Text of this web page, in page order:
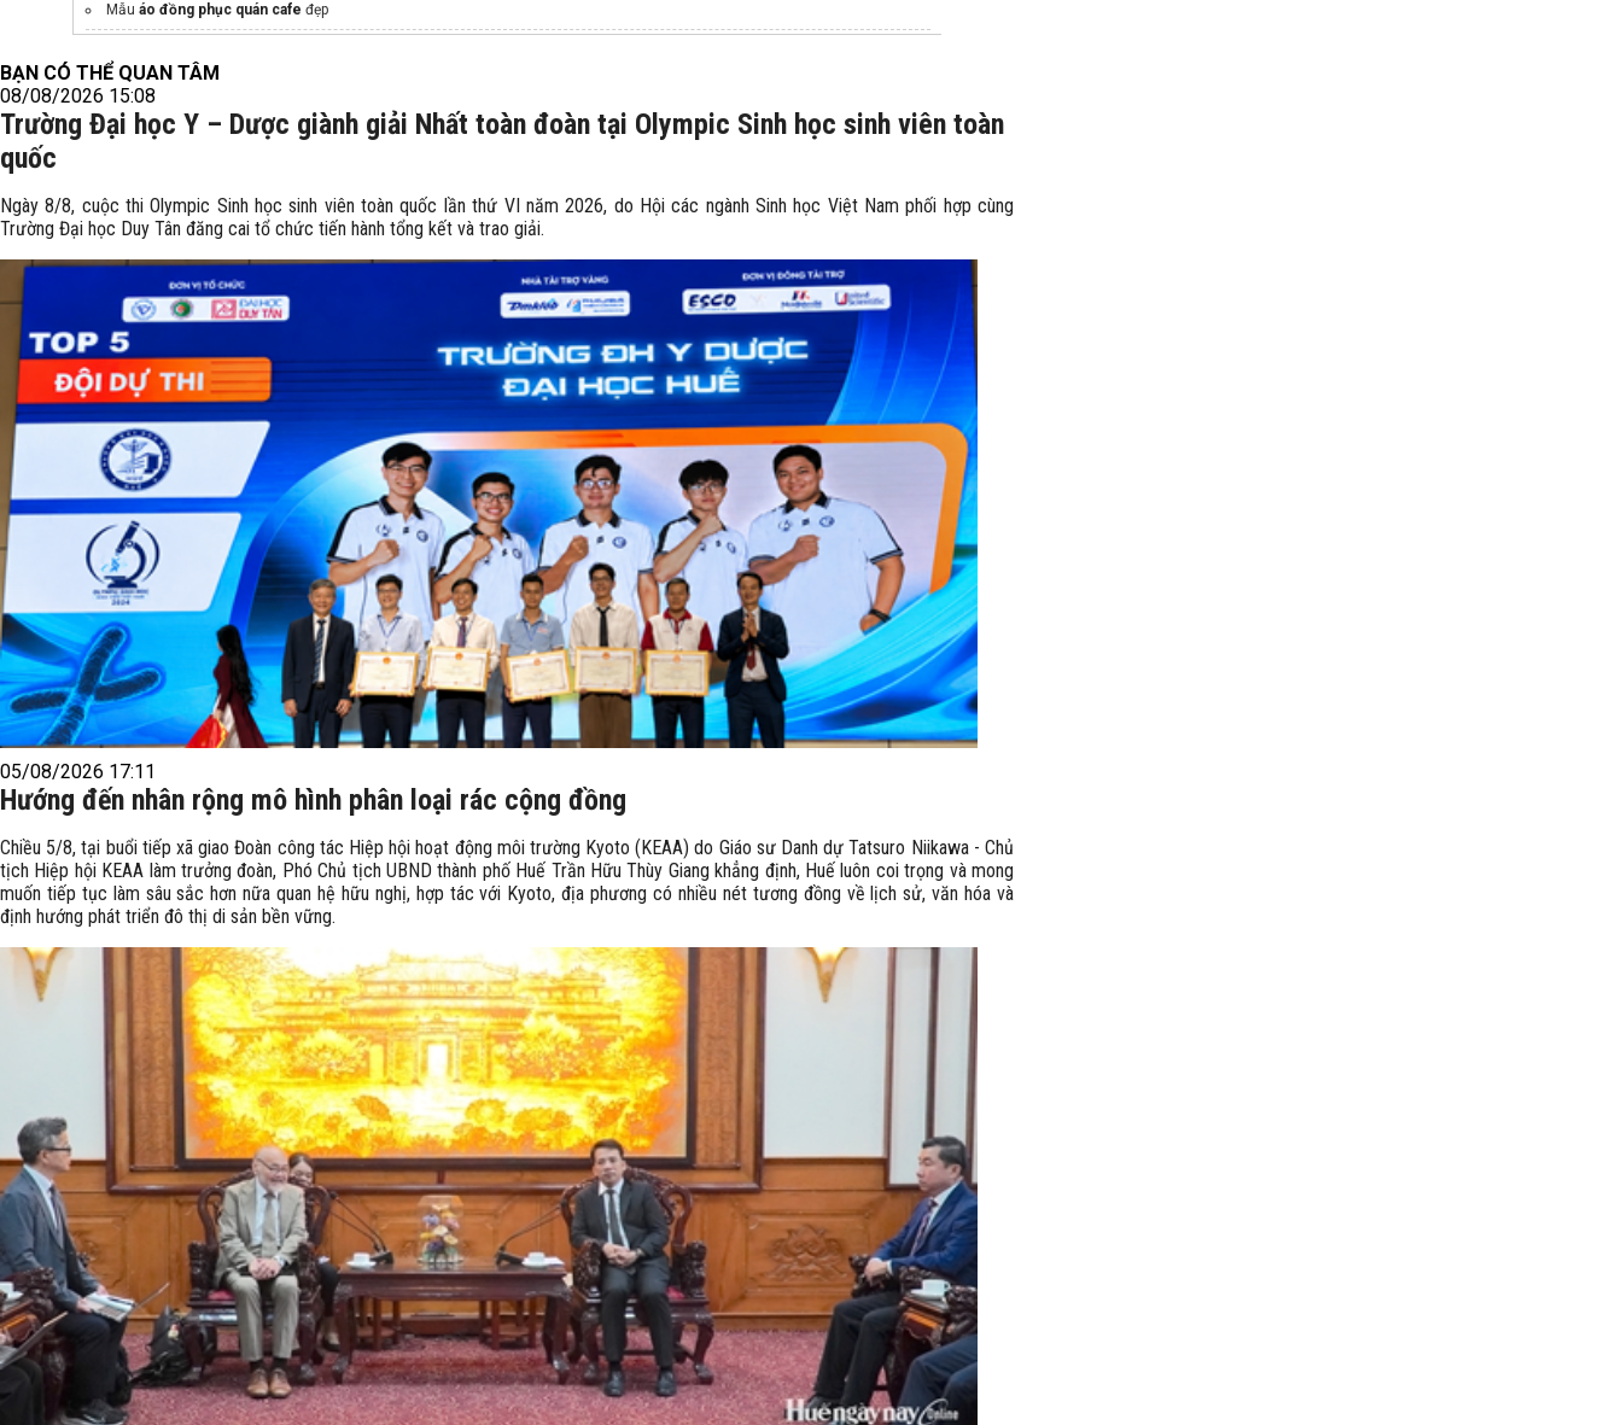
Mẫu áo đồng phục quán cafe đẹp
BẠN CÓ THỂ QUAN TÂM
08/08/2026 15:08
Trường Đại học Y – Dược giành giải Nhất toàn đoàn tại Olympic Sinh học sinh viên toàn
quốc
Ngày 8/8, cuộc thi Olympic Sinh học sinh viên toàn quốc lần thứ VI năm 2026, do Hội các ngành Sinh học Việt Nam phối hợp cùng
Trường Đại học Duy Tân đăng cai tổ chức tiến hành tổng kết và trao giải.
05/08/2026 17:11
Hướng đến nhân rộng mô hình phân loại rác cộng đồng
Chiều 5/8, tại buổi tiếp xã giao Đoàn công tác Hiệp hội hoạt động môi trường Kyoto (KEAA) do Giáo sư Danh dự Tatsuro Niikawa - Chủ
tịch Hiệp hội KEAA làm trưởng đoàn, Phó Chủ tịch UBND thành phố Huế Trần Hữu Thùy Giang khẳng định, Huế luôn coi trọng và mong
muốn tiếp tục làm sâu sắc hơn nữa quan hệ hữu nghị, hợp tác với Kyoto, địa phương có nhiều nét tương đồng về lịch sử, văn hóa và
định hướng phát triển đô thị di sản bền vững.